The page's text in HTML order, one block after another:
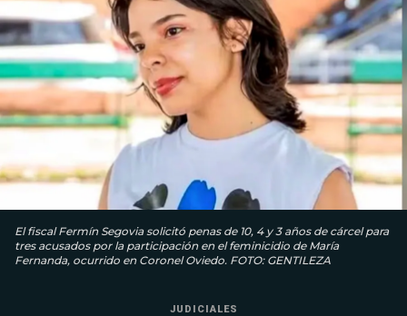
El fiscal Fermín Segovia solicitó penas de 10, 4 y 3 años de cárcel para
tres acusados por la participación en el feminicidio de María
Fernanda, ocurrido en Coronel Oviedo. FOTO: GENTILEZA
JUDICIALES